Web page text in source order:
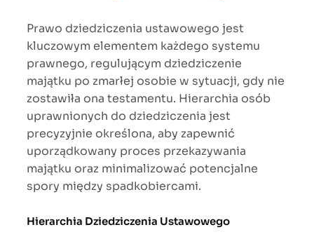
Prawo dziedziczenia ustawowego jest
kluczowym elementem każdego systemu
prawnego, regulującym dziedziczenie
majątku po zmarłej osobie w sytuacji, gdy nie
zostawiła ona testamentu. Hierarchia osób
uprawnionych do dziedziczenia jest
precyzyjnie określona, aby zapewnić
uporządkowany proces przekazywania
majątku oraz minimalizować potencjalne
spory między spadkobiercami.
Hierarchia Dziedziczenia Ustawowego